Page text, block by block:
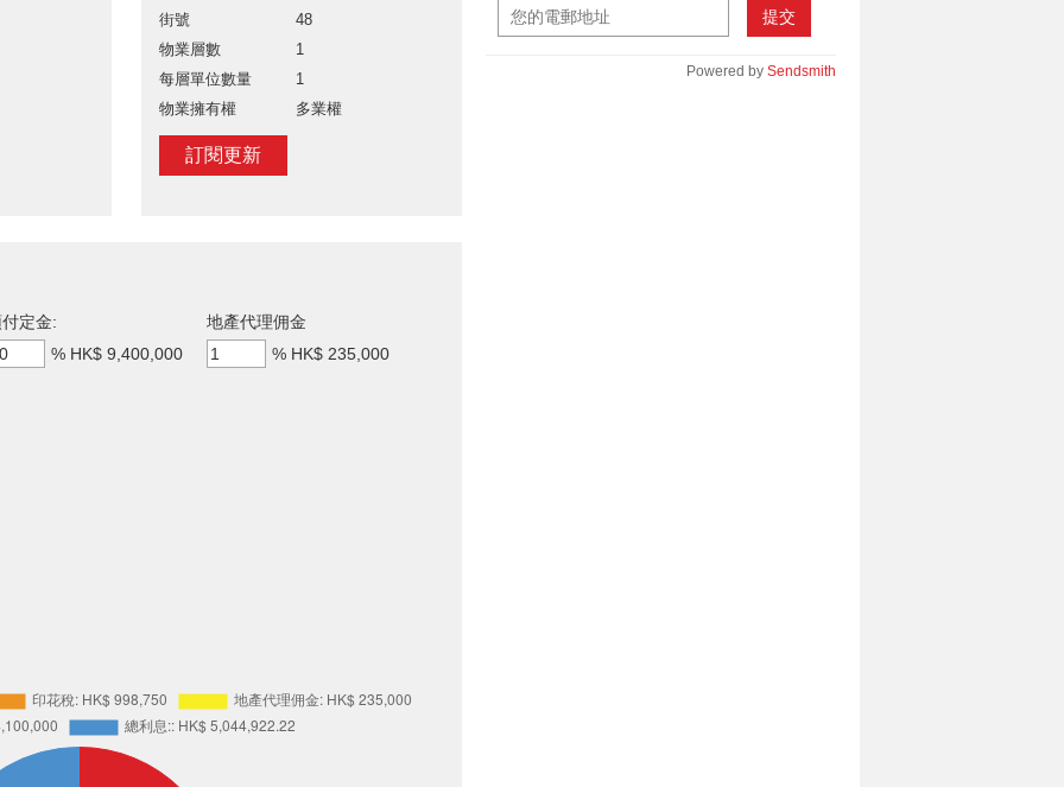
街號
48
物業層數
1
每層單位數量
1
物業擁有權
多業權
訂閱更新
提交
Powered by Sendsmith
定金:
% HK$ 9,400,000
地產代理佣金
% HK$ 235,000